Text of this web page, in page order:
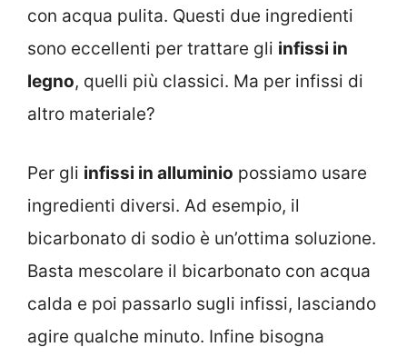
con acqua pulita. Questi due ingredienti
sono eccellenti per trattare gli infissi in
legno, quelli più classici. Ma per infissi di
altro materiale?
Per gli infissi in alluminio possiamo usare
ingredienti diversi. Ad esempio, il
bicarbonato di sodio è un’ottima soluzione.
Basta mescolare il bicarbonato con acqua
calda e poi passarlo sugli infissi, lasciando
agire qualche minuto. Infine bisogna